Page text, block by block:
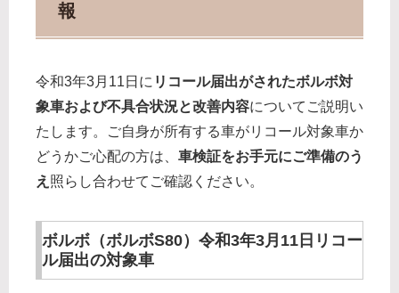
報
令和3年3月11日に リコール届出がされたボルボ対
象車および不具合状況と改善内容についてご説明い
たします。ご自身が所有する車がリコール対象車か
どうかご心配の方は、 車検証をお手元にご準備のう
え 照らし合わせてご確認ください。
ボルボ（ボルボS80）令和3年3月11日リコー
ル届出の対象車